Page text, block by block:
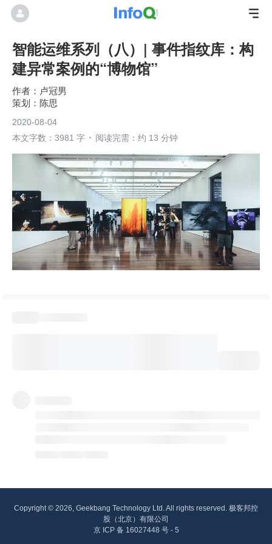
智能运维系列（八）| 事件指纹库：构
建异常案例的“博物馆”
卢冠男
陈思
2020-08-04
本文字数：3981 字
阅读完需：约 13 分钟
Copyright © 2026, Geekbang Technology Ltd. All rights reserved. 极客邦控
股（北京）有限公司
京 ICP 备 16027448 号 - 5